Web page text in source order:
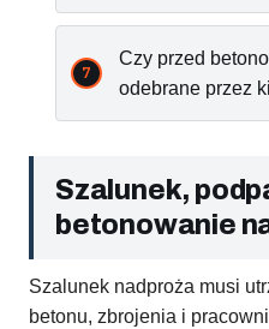
Czy przed
odebrane przez
Szalunek,
betonowanie
Szalunek nadproża musi
betonu, zbrojenia i